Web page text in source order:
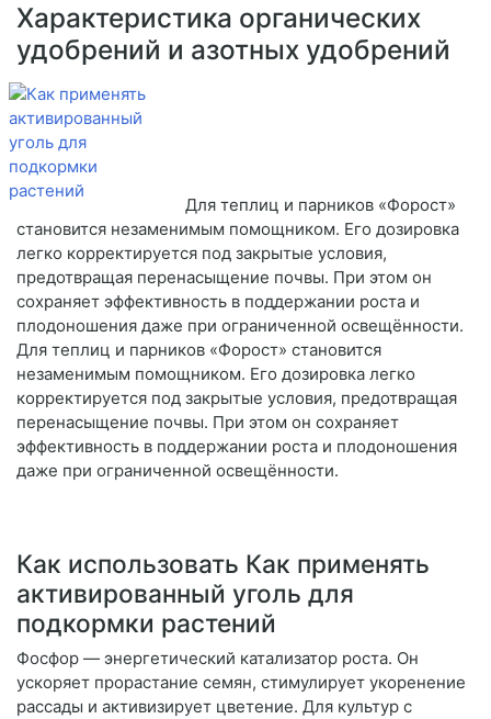
Характеристика органических
удобрений и азотных удобрений
Для теплиц и парников «Форост»
становится незаменимым помощником. Его дозировка
легко корректируется под закрытые условия,
предотвращая перенасыщение почвы. При этом он
сохраняет эффективность в поддержании роста и
плодоношения даже при ограниченной освещённости.
Для теплиц и парников «Форост» становится
незаменимым помощником. Его дозировка легко
корректируется под закрытые условия, предотвращая
перенасыщение почвы. При этом он сохраняет
эффективность в поддержании роста и плодоношения
даже при ограниченной освещённости.
Как использовать Как применять
активированный уголь для
подкормки растений
Фосфор — энергетический катализатор роста. Он
ускоряет прорастание семян, стимулирует укоренение
рассады и активизирует цветение. Для культур с